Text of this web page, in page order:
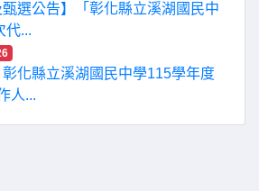
甄選公告】「彰化縣立溪湖國民中
代...
彰化縣立溪湖國民中學115學年度
人...